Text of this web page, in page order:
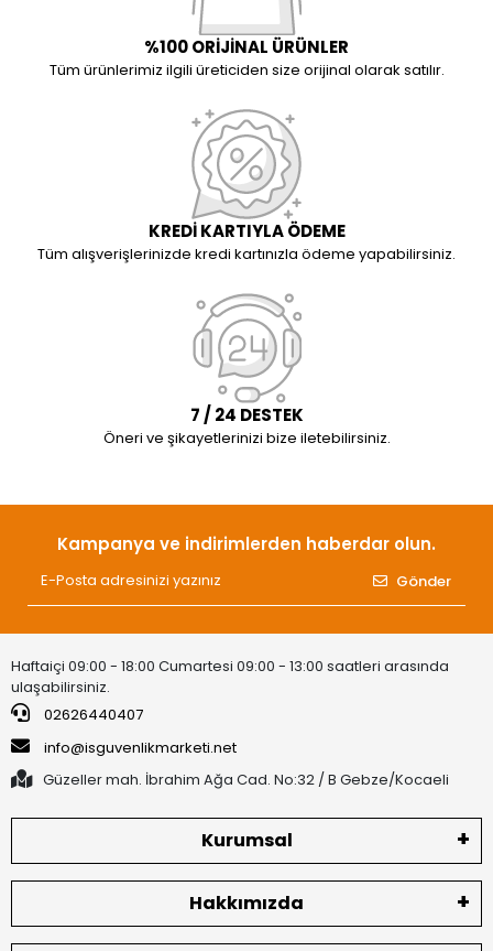
%100 ORİJİNAL ÜRÜNLER
Tüm ürünlerimiz ilgili üreticiden size orijinal olarak satılır.
KREDİ KARTIYLA ÖDEME
Tüm alışverişlerinizde kredi kartınızla ödeme yapabilirsiniz.
7 / 24 DESTEK
Öneri ve şikayetlerinizi bize iletebilirsiniz.
Kampanya ve indirimlerden haberdar olun.
Gönder
Haftaiçi 09:00 - 18:00 Cumartesi 09:00 - 13:00 saatleri arasında
ulaşabilirsiniz.
02626440407
info@isguvenlikmarketi.net
Güzeller mah. İbrahim Ağa Cad. No:32 / B Gebze/Kocaeli
Kurumsal
Hakkımızda